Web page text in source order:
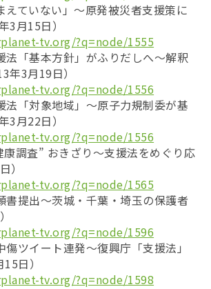
えていない」〜原発被災者支援策に
3月15日）
tv.org/?q=node/1555
法「基本方針」がふりだしへ〜解釈
年3月19日）
tv.org/?q=node/1556
法「対象地域」〜原子力規制委が基
3月22日）
tv.org/?q=node/1556
康調査” おきざり〜支援法をめぐり応
）
tv.org/?q=node/1565
書提出～茨城・千葉・埼玉の保護者
tv.org/?q=node/1596
ツイート連発〜復興庁「支援法」
日）
tv.org/?q=node/1598